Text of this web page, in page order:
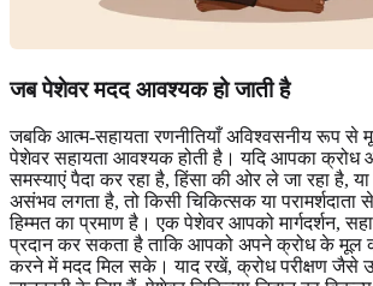
जब पेशेवर मदद आवश्यक हो जाती है
जबकि आत्म-सहायता रणनीतियाँ अविश्वसनीय रूप से
पेशेवर सहायता आवश्यक होती है। यदि आपका क्रोध
समस्याएं पैदा कर रहा है, हिंसा की ओर ले जा रहा है,
असंभव लगता है, तो किसी चिकित्सक या
हिम्मत का प्रमाण है। एक पेशेवर आपको मार्गदर्शन,
प्रदान कर सकता है ताकि आपको अपने क्रोध के मूल
करने में मदद मिल सके। याद रखें, क्रोध परीक्षण